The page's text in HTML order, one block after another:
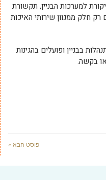
למערכות הבניין, תקשורת
חלק ממגוון שירותי האיכות
בבניין ופועלים בהגינות
בקשה.
פוסט הבא »